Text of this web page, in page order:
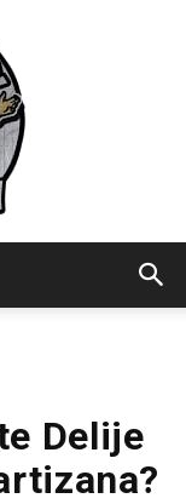
Delije